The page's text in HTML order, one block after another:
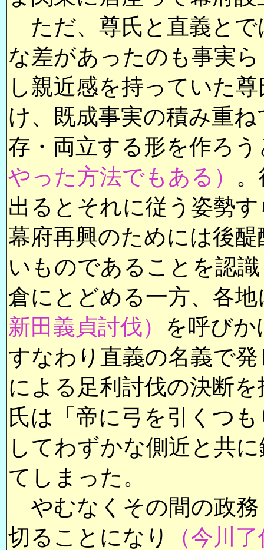
ただ、尊氏と直義とで
な差があったのも事実
し親近感を持っていた
け、既成事実の積み重
存・両立する形を作ろ
やった方法でもある）
出るとそれに従う姿勢
幕府再興のためには後
いものであることを認
倉にとどめる一方、各
新田義貞討伐） を呼びか
すなわり直義の名義で
による足利討伐の決断
氏は「帝に弓を引くつ
してわずかな側近と共
てしまった。
やむなくその間の政務
切ることになり
（今川